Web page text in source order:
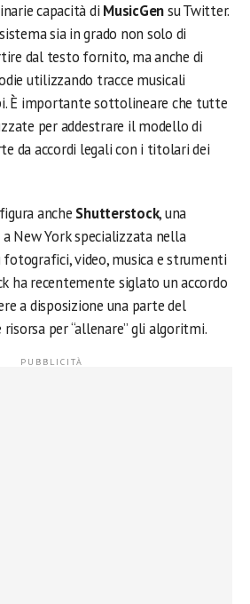
capacità di MusicGensu Twitter.
sia in grado non solo di
dal testo fornito, ma anche di
utilizzando tracce musicali
È importante sottolineare che tutte
per addestrare il modello di
da accordi legali con i titolari dei
figura anche Shutterstock, una
New York specializzata nella
video, musica e strumenti
ha recentemente siglato un accordo
a disposizione una parte del
per “allenare” gli algoritmi.